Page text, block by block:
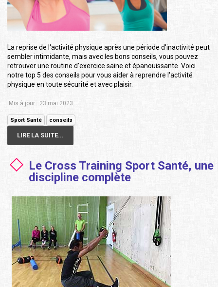
La reprise de l'activité physique après une période d'inactivité peut
sembler intimidante, mais avec les bons conseils, vous pouvez
retrouver une routine d'exercice saine et épanouissante. Voici
notre top 5 des conseils pour vous aider à reprendre l'activité
physique en toute sécurité et avec plaisir.
Mis à jour : 23 mai 2023
Sport Santé conseils
LIRE LA SUITE...
Le Cross Training Sport Santé, une
discipline complète